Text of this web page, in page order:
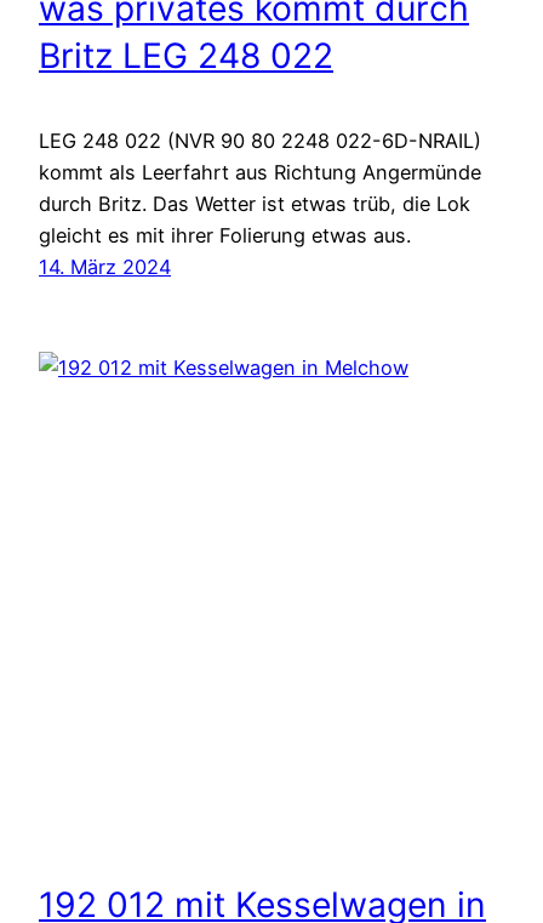
Britz LEG 248 022
LEG 248 022 (NVR 90 80 2248 022-6D-NRAIL)
kommt als Leerfahrt aus Richtung Angermünde
durch Britz. Das Wetter ist etwas trüb, die Lok
gleicht es mit ihrer Folierung etwas aus.
14. März 2024
192 012 mit Kesselwagen in